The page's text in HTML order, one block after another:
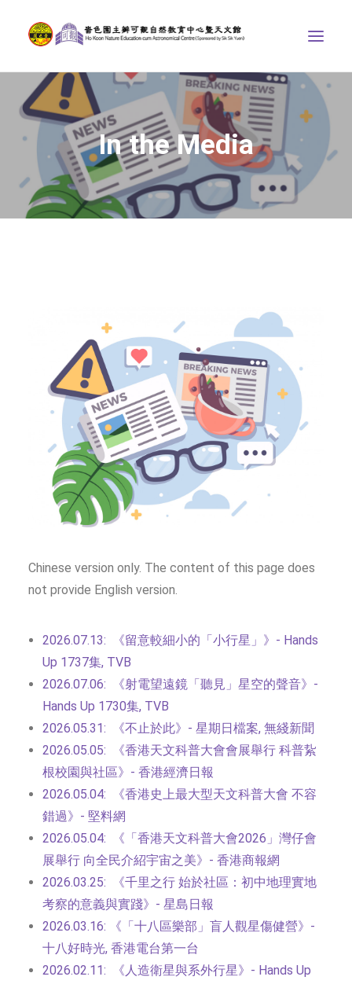
ABOUT US
THE COURSES
ASTRONOMICAL CENTRE
STORIES OF NATURE
COMPETITIONS/PROJECTS
SOCIAL MEDIA
TEXT SIZE
In the Media
Chinese version only. The content of this page does
not provide English version.
2026.07.13: 《留意較細小的「小行星」》- Hands
Up 1737集, TVB
2026.07.06: 《射電望遠鏡「聽見」星空的聲音》-
Hands Up 1730集, TVB
2026.05.31: 《不止於此》- 星期日檔案, 無綫新聞
2026.05.05: 《香港天文科普大會會展舉行 科普紥
根校園與社區》- 香港經濟日報
2026.05.04: 《香港史上最大型天文科普大會 不容
錯過》- 堅料網
2026.05.04: 《「香港天文科普大會2026」灣仔會
展舉行 向全民介紹宇宙之美》- 香港商報網
2026.03.25: 《千里之行 始於社區：初中地理實地
考察的意義與實踐》- 星島日報
2026.03.16: 《「十八區樂部」盲人觀星傷健營》-
十八好時光, 香港電台第一台
2026.02.11: 《人造衛星與系外行星》- Hands Up